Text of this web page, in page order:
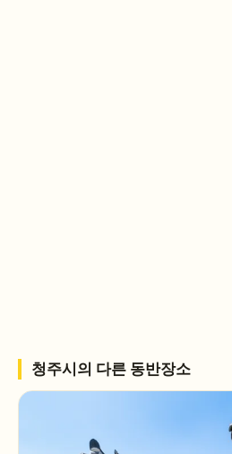
청주시 의 다른 동반장소